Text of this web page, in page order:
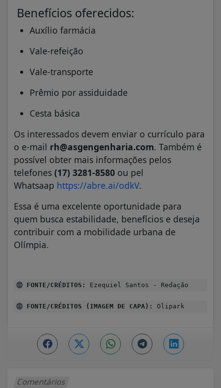
Benefícios oferecidos:
Auxílio farmácia
Vale-refeição
Vale-transporte
Prêmio por assiduidade
Cesta básica
Os interessados devem enviar o currículo para
o e-mail rh@asgengenharia.com. Também é
possível obter mais informações pelos
telefones (17) 3281-8580 ou pel
Whatsaap https://abre.ai/odkV.
Essa é uma excelente oportunidade para
quem busca estabilidade, benefícios e deseja
contribuir com a mobilidade urbana de
Olímpia.
FONTE/CRÉDITOS: Ezequiel Santos - Redação
FONTE/CRÉDITOS (IMAGEM DE CAPA): Olipark
Comentários